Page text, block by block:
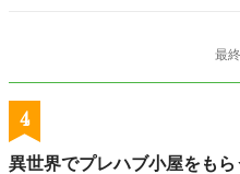
最
4
異世界でプレハブ小屋をも